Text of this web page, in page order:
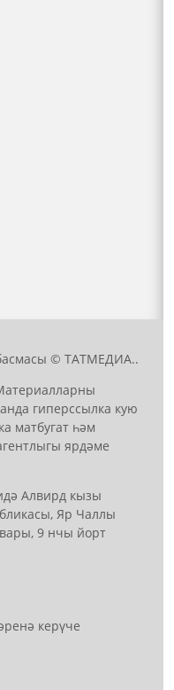
© ТАТМЕДИА..
гиперссылка кую
матбугат һәм
ярдәме
Алвирд кызы
Яр Чаллы
9 нчы йорт
керүче